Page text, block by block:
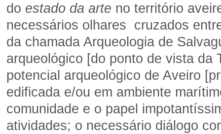
do estado da arte no território
necessários olhares cruzados
da chamada Arqueologia de
arqueológico [do ponto de vista da
potencial arqueológico de Aveiro
edificada e/ou em ambiente
comunidade e o papel
atividades; o necessário diálogo